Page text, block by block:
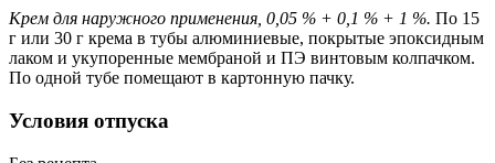
Крем для наружного применения, 0,05 % + 0,1 % + 1 %. По 15
г или 30 г крема в тубы алюминиевые, покрытые эпоксидным
лаком и укупоренные мембраной и ПЭ винтовым колпачком.
По одной тубе помещают в картонную пачку.
Условия отпуска